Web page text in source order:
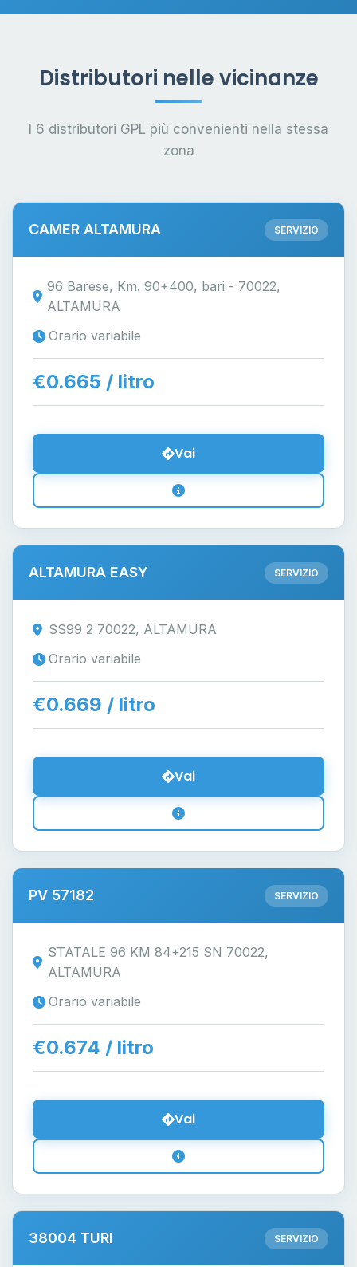
Distributori nelle vicinanze
I 6 distributori GPL più convenienti nella stessa
zona
CAMER ALTAMURA SERVIZIO
96 Barese, Km. 90+400, bari - 70022,
ALTAMURA
Orario variabile
€0.665 / litro
Vai
ALTAMURA EASY SERVIZIO
SS99 2 70022, ALTAMURA
Orario variabile
€0.669 / litro
Vai
PV 57182 SERVIZIO
STATALE 96 KM 84+215 SN 70022,
ALTAMURA
Orario variabile
€0.674 / litro
Vai
38004 TURI SERVIZIO